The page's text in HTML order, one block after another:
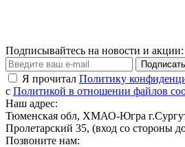
Подписывайтесь на новости и акции:
Я прочитал Политику
с Политикой в отношении файлов
Наш адрес:
Тюменская обл, ХМАО-Югра
Пролетарский 35, (вход со стороны
Позвоните нам: